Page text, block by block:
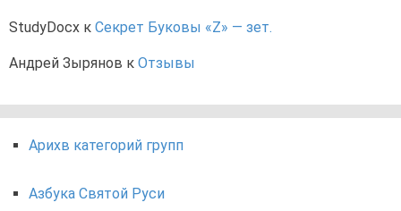
StudyDocx к Секрет Буковы «Z» — зет.
Андрей Зырянов к Отзывы
Арихв категорий групп
Азбука Святой Руси